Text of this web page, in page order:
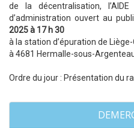
de la décentralisation,
d’administration ouvert au
2025 à 17 h 30
à la station d’épuration de
à 4681 Hermalle-sous-
Ordre du jour : Présentation du